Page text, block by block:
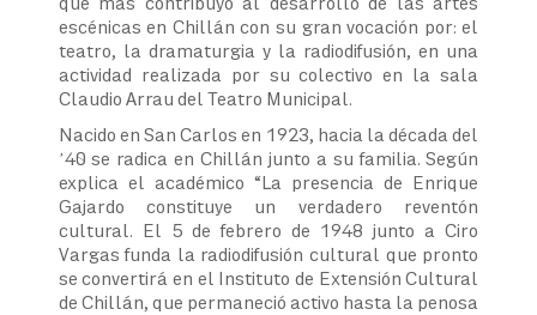
escénicas en Chillán con su gran vocación por: el
teatro, la dramaturgia y la radiodifusión, en una
actividad realizada por su colectivo en la sala
Claudio Arrau del Teatro Municipal.
Nacido en San Carlos en 1923, hacia la década del
’40 se radica en Chillán junto a su familia. Según
explica el académico “La presencia de Enrique
Gajardo constituye un verdadero reventón
cultural. El 5 de febrero de 1948 junto a Ciro
Vargas funda la radiodifusión cultural que pronto
se convertirá en el Instituto de Extensión Cultural
de Chillán, que permaneció activo hasta la penosa